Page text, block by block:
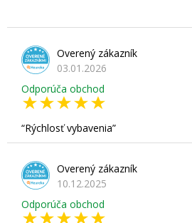
Overený zákazník
03.01.2026
Odporúča obchod
Rýchlosť vybavenia
Overený zákazník
10.12.2025
Odporúča obchod